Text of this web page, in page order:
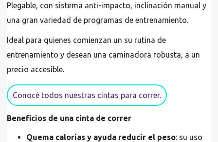
Plegable, con sistema anti-impacto, inclinación manual y
una gran variedad de programas de entrenamiento.
Ideal para quienes comienzan un su rutina de
entrenamiento y desean una caminadora robusta, a un
precio accesible.
Conocé todos nuestras cintas para correr.
Beneficios de una cinta de correr
Quema calorías y ayuda reducir el peso: su uso